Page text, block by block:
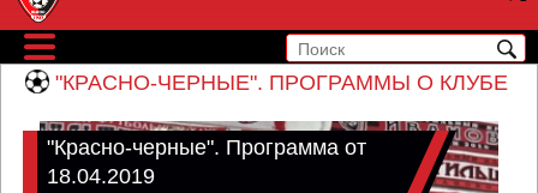
"КРАСНО-ЧЕРНЫЕ". ПРОГРАММЫ О КЛУБЕ
"Красно-черные". Программа от
18.04.2019